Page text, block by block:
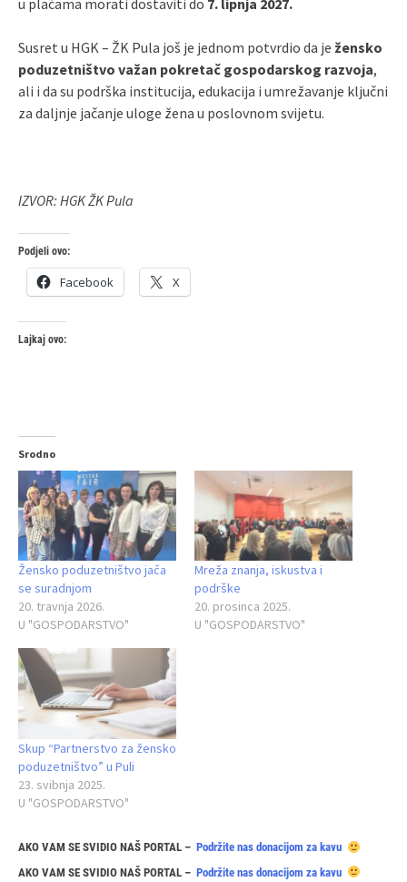
Susret u HGK – ŽK Pula još je jednom potvrdio da je žensko
poduzetništvo važan pokretač gospodarskog razvoja,
ali i da su podrška institucija, edukacija i umrežavanje ključni
za daljnje jačanje uloge žena u poslovnom svijetu.
IZVOR: HGK ŽK Pula
Podjeli ovo:
Facebook X
Lajkaj ovo:
Srodno
Žensko poduzetništvo jača
se suradnjom
20. travnja 2026.
U "GOSPODARSTVO"
Mreža znanja, iskustva i
podrške
20. prosinca 2025.
U "GOSPODARSTVO"
Skup “Partnerstvo za žensko
poduzetništvo” u Puli
23. svibnja 2025.
U "GOSPODARSTVO"
AKO VAM SE SVIDIO NAŠ PORTAL – Podržite nas donacijom za kavu
AKO VAM SE SVIDIO NAŠ PORTAL – Podržite nas donacijom za kavu